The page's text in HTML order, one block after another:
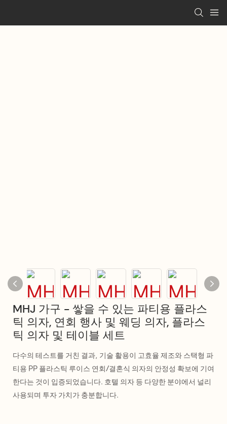
MHJ 가구 - 쌓을 수 있는 파티용 플라스
틱 의자, 연회 행사 및 웨딩 의자, 플라스
틱 의자 및 테이블 세트
다수의 테스트를 거친 결과, 기술 활용이 고효율 제조와 스택형 파
티용 PP 플라스틱 루이스 연회/결혼식 의자의 안정성 확보에 기여
한다는 것이 입증되었습니다. 호텔 의자 등 다양한 분야에서 널리
사용되며 투자 가치가 충분합니다.